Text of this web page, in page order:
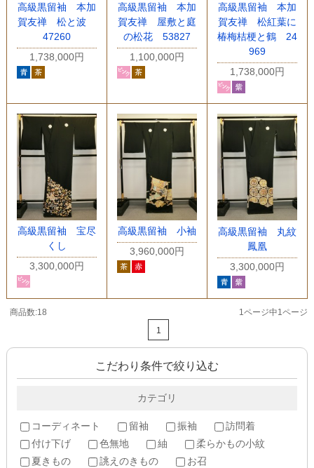
高級黒留袖 本加
賀友禅 松と波
47260
1,738,000円
高級黒留袖 本加
賀友禅 屋敷と庭
の松花 53827
1,100,000円
高級黒留袖 本加
賀友禅 松紅葉に
椿梅桔梗と鶴 24
969
1,738,000円
高級黒留袖 宝尽
くし
3,300,000円
高級黒留袖 小袖
3,960,000円
高級黒留袖 丸紋
鳳凰
3,300,000円
商品数:18
1ページ中1ページ
1
こだわり条件で絞り込む
カテゴリ
コーディネート 留袖 振袖
訪問着
付け下げ
色無地 紬
柔らかもの小紋
夏きもの
誂えのきもの
お召